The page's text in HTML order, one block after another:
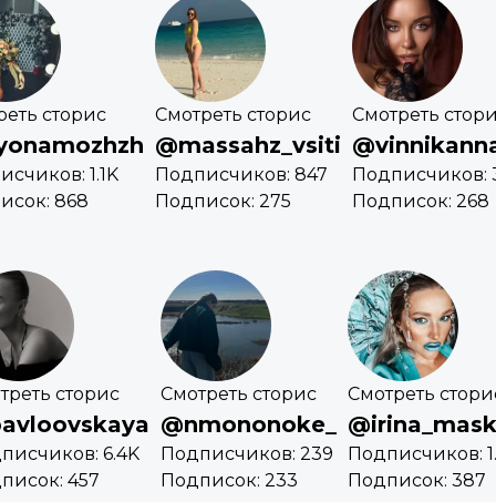
сторис
1.1K
868
Смотреть сторис
@massahz_vsiti
Подписчиков: 847
Подписок: 275
Смотреть
Подписчиков:
Подписок: 268
сторис
6.4K
457
Смотреть сторис
@nmononoke_
Подписчиков: 239
Подписок: 233
Смотреть
Подписчиков:
Подписок: 387